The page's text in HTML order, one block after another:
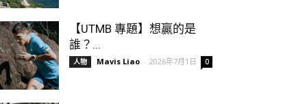
【UTMB 專題】想贏的是
誰？...
人物 Mavis Liao - 2026年7月1日 0